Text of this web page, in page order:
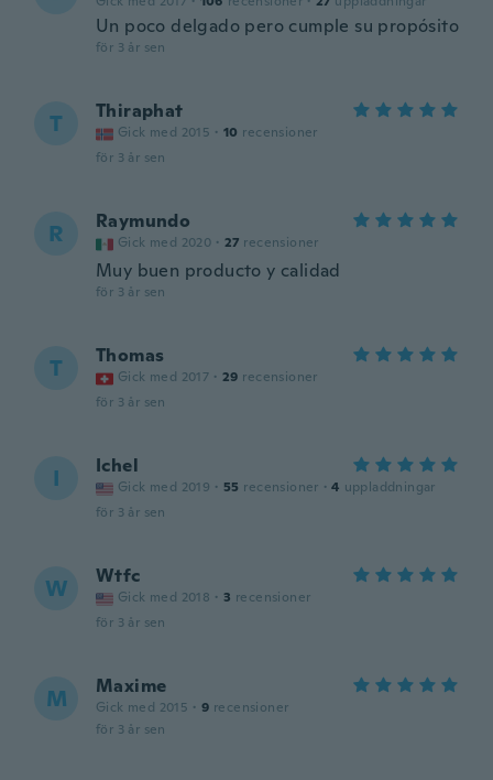
Un poco delgado pero cumple su propósito
för 3 år sen
T Thiraphat
Gick med 2015 · 10 recensioner
för 3 år sen
R Raymundo
Gick med 2020 · 27 recensioner
Muy buen producto y calidad
för 3 år sen
T Thomas
Gick med 2017 · 29 recensioner
för 3 år sen
I Ichel
Gick med 2019 · 55 recensioner · 4 uppladdningar
för 3 år sen
W Wtfc
Gick med 2018 · 3 recensioner
för 3 år sen
M Maxime
Gick med 2015 · 9 recensioner
för 3 år sen